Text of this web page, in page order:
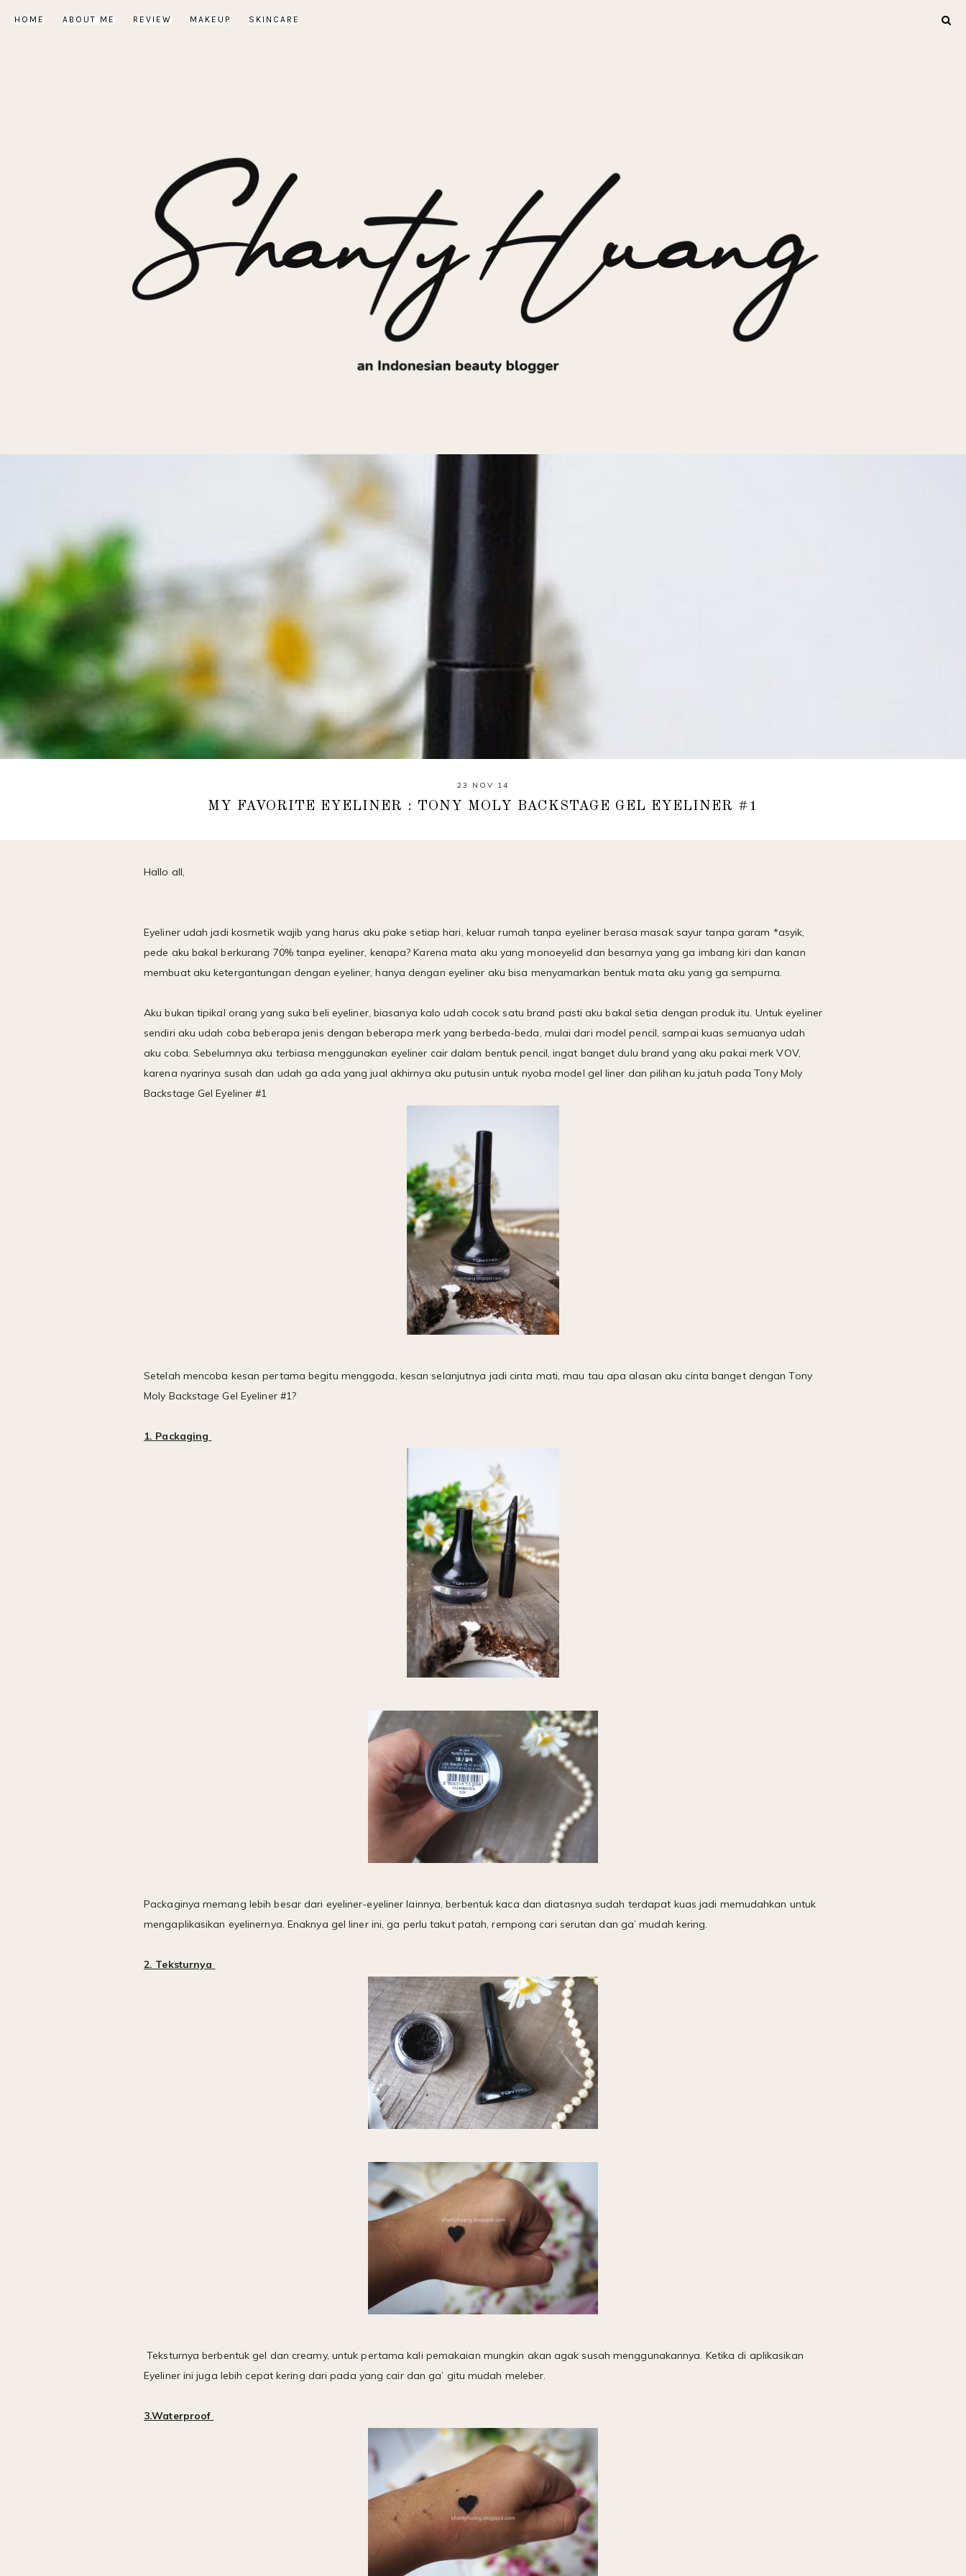
HOME ABOUT ME REVIEW MAKEUP SKINCARE
23 NOV 14
MY FAVORITE EYELINER : TONY MOLY BACKSTAGE GEL EYELINER #1
Hallo all,
Eyeliner udah jadi kosmetik wajib yang harus aku pake setiap hari, keluar rumah tanpa eyeliner berasa masak sayur tanpa garam *asyik,
pede aku bakal berkurang 70% tanpa eyeliner, kenapa? Karena mata aku yang monoeyelid dan besarnya yang ga imbang kiri dan kanan
membuat aku ketergantungan dengan eyeliner, hanya dengan eyeliner aku bisa menyamarkan bentuk mata aku yang ga sempurna.
Aku bukan tipikal orang yang suka beli eyeliner, biasanya kalo udah cocok satu brand pasti aku bakal setia dengan produk itu. Untuk eyeliner
sendiri aku udah coba beberapa jenis dengan beberapa merk yang berbeda-beda, mulai dari model pencil, sampai kuas semuanya udah
aku coba. Sebelumnya aku terbiasa menggunakan eyeliner cair dalam bentuk pencil, ingat banget dulu brand yang aku pakai merk VOV,
karena nyarinya susah dan udah ga ada yang jual akhirnya aku putusin untuk nyoba model gel liner dan pilihan ku jatuh pada Tony Moly
Backstage Gel Eyeliner #1
Setelah mencoba kesan pertama begitu menggoda, kesan selanjutnya jadi cinta mati, mau tau apa alasan aku cinta banget dengan Tony
Moly Backstage Gel Eyeliner #1?
1. Packaging
Packaginya memang lebih besar dari eyeliner-eyeliner lainnya, berbentuk kaca dan diatasnya sudah terdapat kuas jadi memudahkan untuk
mengaplikasikan eyelinernya. Enaknya gel liner ini, ga perlu takut patah, rempong cari serutan dan ga’ mudah kering.
2. Teksturnya
Teksturnya berbentuk gel dan creamy, untuk pertama kali pemakaian mungkin akan agak susah menggunakannya. Ketika di aplikasikan
Eyeliner ini juga lebih cepat kering dari pada yang cair dan ga’ gitu mudah meleber.
3.Waterproof